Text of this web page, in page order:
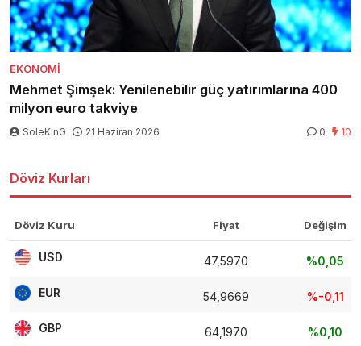
EKONOMI
Mehmet Şimşek: Yenilenebilir güç yatırımlarına 400
milyon euro takviye
SoleKinG 21 Haziran 2026 0 10
Döviz Kurları
Döviz Kuru Fiyat Değişim
USD 47,5970 %0,05
EUR 54,9669 %-0,11
GBP 64,1970 %0,10